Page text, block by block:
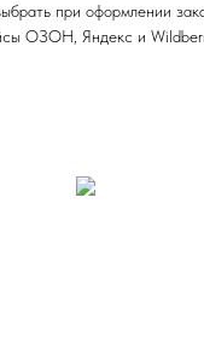
при оформлении
ОЗОН, Яндекс и